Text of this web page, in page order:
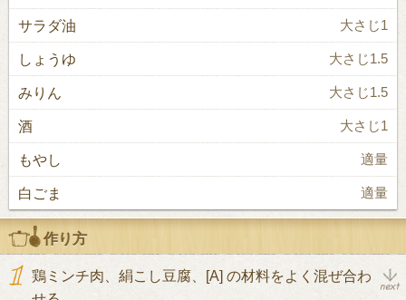
サラダ油 大さじ1
しょうゆ 大さじ1.5
みりん 大さじ1.5
酒 大さじ1
もやし 適量
白ごま 適量
作り方
鶏ミンチ肉、絹こし豆腐、[A] の材料をよく混ぜ合わ